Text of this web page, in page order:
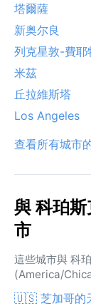
塔爾薩
新奥尔良
列克星敦-費耶
米茲
丘拉維斯塔
Los Angeles
查看所有城市
與 科珀
市
這些城市與 科
(America/
🇺🇸 芝加哥的